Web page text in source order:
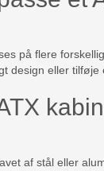
på flere
design eller
af stål eller